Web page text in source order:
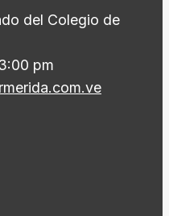
del Colegio de
pm